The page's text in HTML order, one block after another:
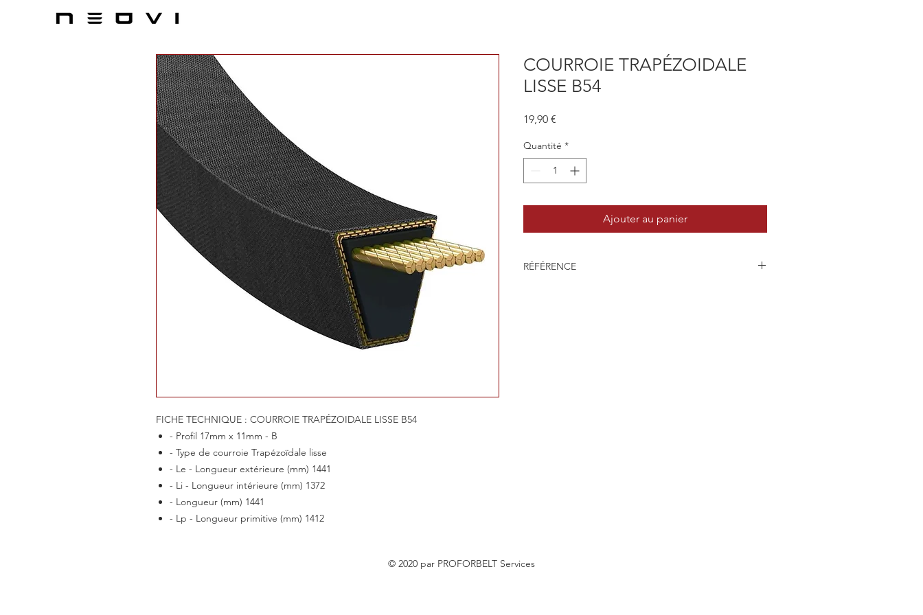
FICHE TECHNIQUE : COURROIE TRAPÉZOIDALE LISSE B54
- Profil 17mm x 11mm - B
- Type de courroie Trapézoïdale lisse
- Le - Longueur extérieure (mm) 1441
- Li - Longueur intérieure (mm) 1372
- Longueur (mm) 1441
- Lp - Longueur primitive (mm) 1412
COURROIE TRAPÉZOIDALE
LISSE B54
19,90 €
Quantité *
Ajouter au panier
RÉFÉRENCE
© 2020 par PROFORBELT Services